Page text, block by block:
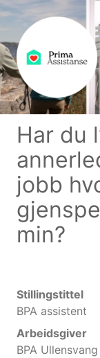
Har du
jobb
min?
Stillingstittel
BPA assistent
Arbeidsgiver
BPA Ullensvang